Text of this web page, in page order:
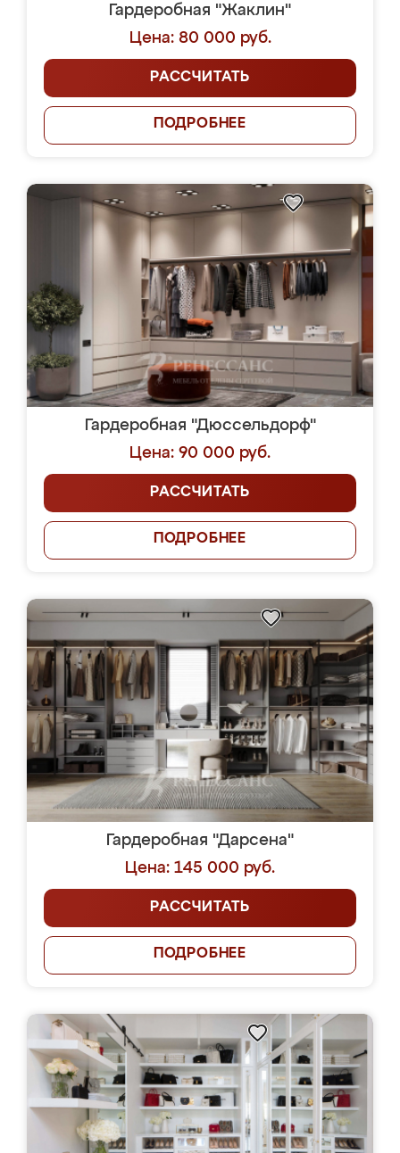
Гардеробная "Жаклин"
Цена: 80 000 руб.
РАССЧИТАТЬ
ПОДРОБНЕЕ
Гардеробная "Дюссельдорф"
Цена: 90 000 руб.
РАССЧИТАТЬ
ПОДРОБНЕЕ
Гардеробная "Дарсена"
Цена: 145 000 руб.
РАССЧИТАТЬ
ПОДРОБНЕЕ